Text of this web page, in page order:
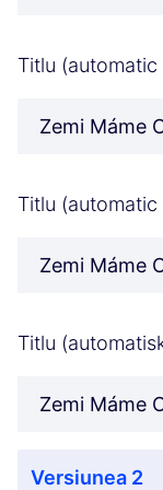
Titlu
Zemi Máme
Titlu
Zemi Máme
Titlu
Zemi Máme
Versiunea 2